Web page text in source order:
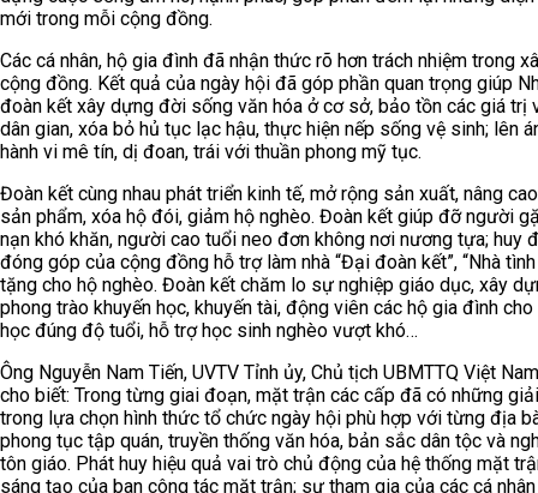
mới trong mỗi cộng đồng.
Các cá nhân, hộ gia đình đã nhận thức rõ hơn trách nhiệm trong
cộng đồng. Kết quả của ngày hội đã góp phần quan trọng giúp
đoàn kết xây dựng đời sống văn hóa ở cơ sở, bảo tồn các giá trị
dân gian, xóa bỏ hủ tục lạc hậu, thực hiện nếp sống vệ sinh; lên
hành vi mê tín, dị đoan, trái với thuần phong mỹ tục.
Đoàn kết cùng nhau phát triển kinh tế, mở rộng sản xuất, nâng
sản phẩm, xóa hộ đói, giảm hộ nghèo. Đoàn kết giúp đỡ người
nạn khó khăn, người cao tuổi neo đơn không nơi nương tựa; huy
đóng góp của cộng đồng hỗ trợ làm nhà “Đại đoàn kết”, “Nhà
tặng cho hộ nghèo. Đoàn kết chăm lo sự nghiệp giáo dục, xây
phong trào khuyến học, khuyến tài, động viên các hộ gia đình
học đúng độ tuổi, hỗ trợ học sinh nghèo vượt khó…
Ông Nguyễn Nam Tiến, UVTV Tỉnh ủy, Chủ tịch UBMTTQ Việt
cho biết: Trong từng giai đoạn, mặt trận các cấp đã có những
trong lựa chọn hình thức tổ chức ngày hội phù hợp với từng địa
phong tục tập quán, truyền thống văn hóa, bản sắc dân tộc và
tôn giáo. Phát huy hiệu quả vai trò chủ động của hệ thống mặt
sáng tạo của ban công tác mặt trận; sự tham gia của các cá